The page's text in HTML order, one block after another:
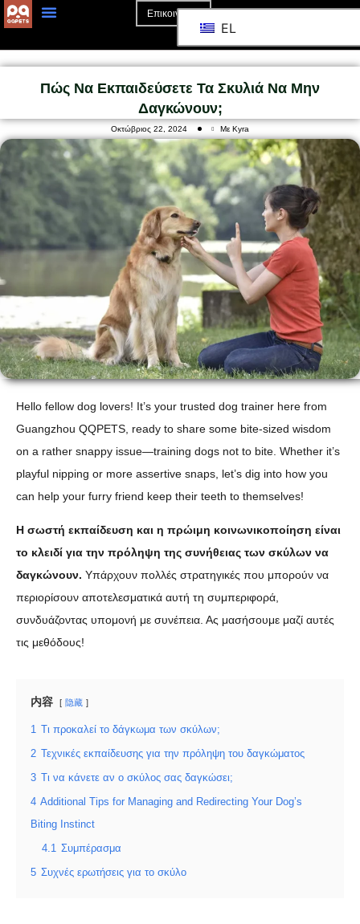
Επικοινωνία
EL
Πώς Να Εκπαιδεύσετε Τα Σκυλιά Να Μην
Δαγκώνουν;
Οκτώβριος 22, 2024 Με Kyra
Hello fellow dog lovers! It’s your trusted dog trainer here from
Guangzhou QQPETS, ready to share some bite-sized wisdom
on a rather snappy issue—training dogs not to bite. Whether it’s
playful nipping or more assertive snaps, let’s dig into how you
can help your furry friend keep their teeth to themselves!
Η σωστή εκπαίδευση και η πρώιμη κοινωνικοποίηση είναι
το κλειδί για την πρόληψη της συνήθειας των σκύλων να
δαγκώνουν. Υπάρχουν πολλές στρατηγικές που μπορούν να
περιορίσουν αποτελεσματικά αυτή τη συμπεριφορά,
συνδυάζοντας υπομονή με συνέπεια. Ας μασήσουμε μαζί αυτές
τις μεθόδους!
内容 隐藏
1 Τι προκαλεί το δάγκωμα των σκύλων;
2 Τεχνικές εκπαίδευσης για την πρόληψη του δαγκώματος
3 Τι να κάνετε αν ο σκύλος σας δαγκώσει;
4 Additional Tips for Managing and Redirecting Your Dog’s
Biting Instinct
4.1 Συμπέρασμα
5 Συχνές ερωτήσεις για το σκύλο